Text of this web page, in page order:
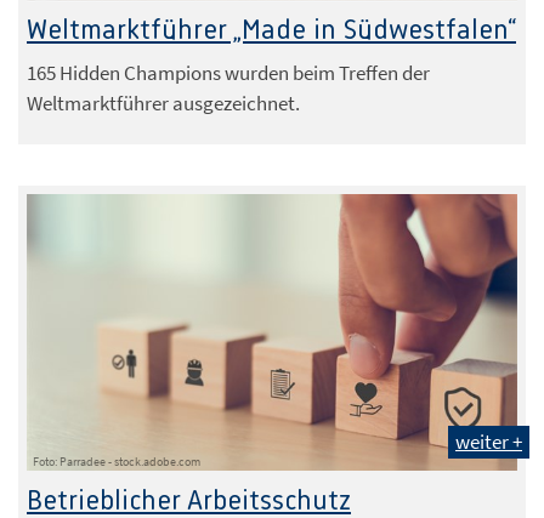
Weltmarktführer „Made in Südwestfalen“
165 Hidden Champions wurden beim Treffen der
Weltmarktführer ausgezeichnet.
Foto: Parradee - stock.adobe.com
weiter +
Betrieblicher Arbeitsschutz